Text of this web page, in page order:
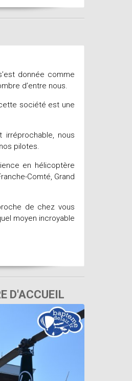
donnée comme
d’entre nous.
société est une
nous
pilotes.
en hélicoptère
Comté, Grand
de chez vous
moyen incroyable
D'ACCUEIL